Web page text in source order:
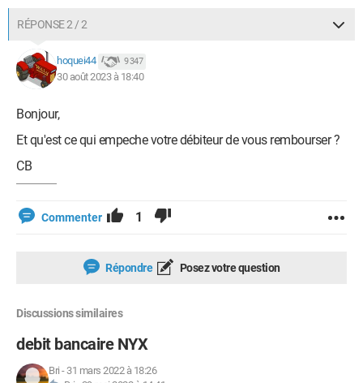
RÉPONSE 2 / 2
hoquei44 9 347
30 août 2023 à 18:40
Bonjour,
Et qu'est ce qui empeche votre débiteur de vous rembourser ?
CB
Commenter 1
Répondre Posez votre question
Discussions similaires
debit bancaire NYX
Bri - 31 mars 2022 à 18:26